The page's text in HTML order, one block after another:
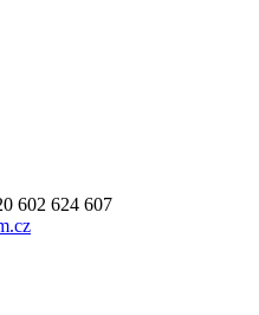
602 624 607